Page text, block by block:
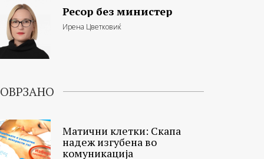
Ресор без министер
Ирена Цветковиќ
Матични клетки: Скапа
надеж изгубена во
комуникација